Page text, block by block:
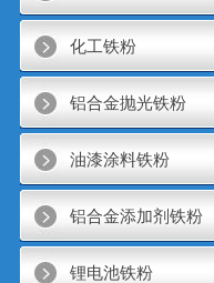
化工铁粉
铝合金抛光铁粉
油漆涂料铁粉
铝合金添加剂铁粉
锂电池铁粉